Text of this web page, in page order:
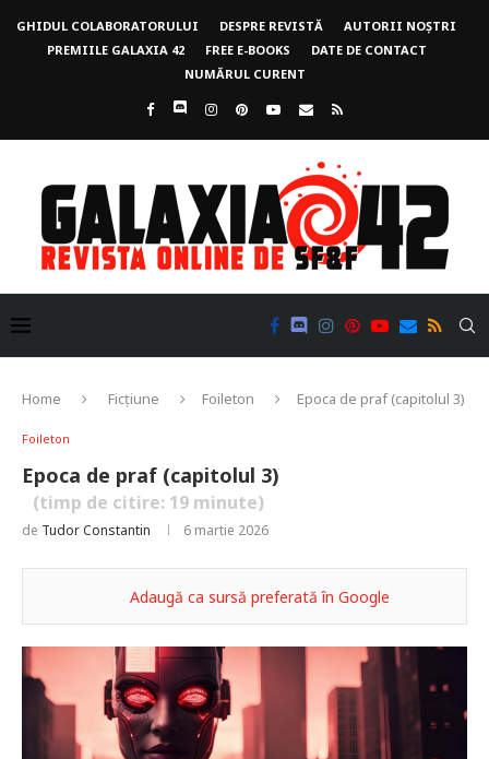
GHIDUL COLABORATORULUI DESPRE REVISTĂ
AUTORII NOȘTRI
PREMIILE GALAXIA 42
FREE E-BOOKS
DATE DE CONTACT
NUMĂRUL CURENT
Home Ficțiune Foileton Epoca de praf (capitolul 3)
Foileton
Epoca de praf (capitolul 3)
(timp de citire: 19 minute)
de Tudor Constantin 6 martie 2026
Adaugă ca sursă preferată în Google